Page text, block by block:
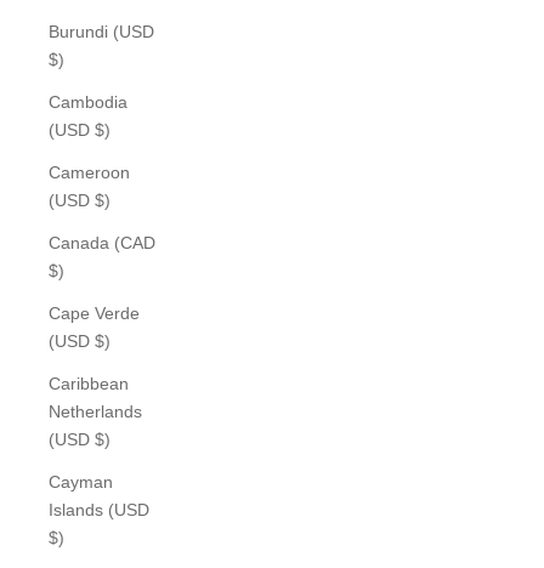
Burundi (USD
$)
Cambodia
(USD $)
Cameroon
(USD $)
Canada (CAD
$)
Cape Verde
(USD $)
Caribbean
Netherlands
(USD $)
Cayman
Islands (USD
$)